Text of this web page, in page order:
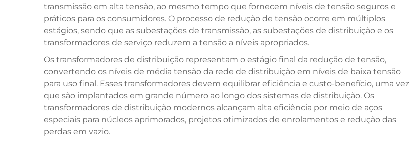
transmissão em alta tensão, ao mesmo tempo que fornecem níveis de tensão seguros e
práticos para os consumidores. O processo de redução de tensão ocorre em múltiplos
estágios, sendo que as subestações de transmissão, as subestações de distribuição e os
transformadores de serviço reduzem a tensão a níveis apropriados.
Os transformadores de distribuição representam o estágio final da redução de tensão,
convertendo os níveis de média tensão da rede de distribuição em níveis de baixa tensão
para uso final. Esses transformadores devem equilibrar eficiência e custo-benefício, uma vez
que são implantados em grande número ao longo dos sistemas de distribuição. Os
transformadores de distribuição modernos alcançam alta eficiência por meio de aços
especiais para núcleos aprimorados, projetos otimizados de enrolamentos e redução das
perdas em vazio.